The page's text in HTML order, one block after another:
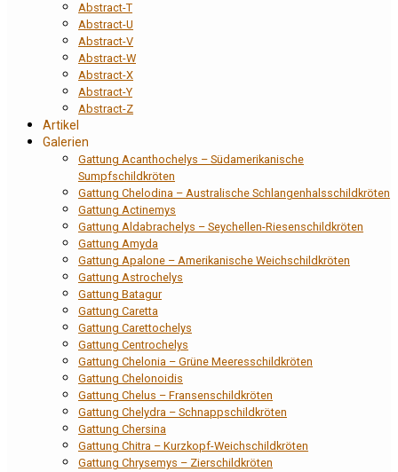
Abstract-T
Abstract-U
Abstract-V
Abstract-W
Abstract-X
Abstract-Y
Abstract-Z
Artikel
Galerien
Gattung Acanthochelys – Südamerikanische
Sumpfschildkröten
Gattung Chelodina – Australische Schlangenhalsschildkröten
Gattung Actinemys
Gattung Aldabrachelys – Seychellen-Riesenschildkröten
Gattung Amyda
Gattung Apalone – Amerikanische Weichschildkröten
Gattung Astrochelys
Gattung Batagur
Gattung Caretta
Gattung Carettochelys
Gattung Centrochelys
Gattung Chelonia – Grüne Meeresschildkröten
Gattung Chelonoidis
Gattung Chelus – Fransenschildkröten
Gattung Chelydra – Schnappschildkröten
Gattung Chersina
Gattung Chitra – Kurzkopf-Weichschildkröten
Gattung Chrysemys – Zierschildkröten